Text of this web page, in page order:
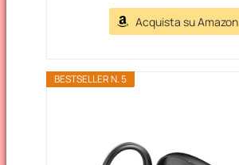
Acquista su Amazon
BESTSELLER N. 5